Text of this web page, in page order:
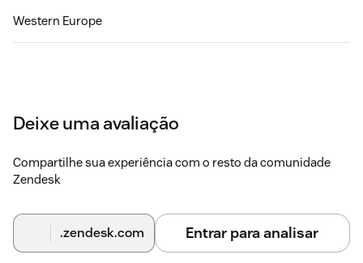
Western Europe
Deixe uma avaliação
Compartilhe sua experiência com o resto da comunidade
Zendesk
.zendesk.com Entrar para analisar